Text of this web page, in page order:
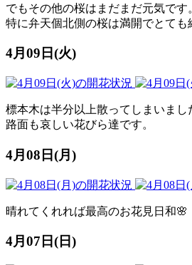
でもその他の桜はまだまだ元気です
特に弁天個北側の桜は満開でとても
4月09日(火)
標本木は半分以上散ってしまいまし
路面も哀しい花びら達です。
4月08日(月)
晴れてくれれば最高のお花見日和🌸
4月07日(日)